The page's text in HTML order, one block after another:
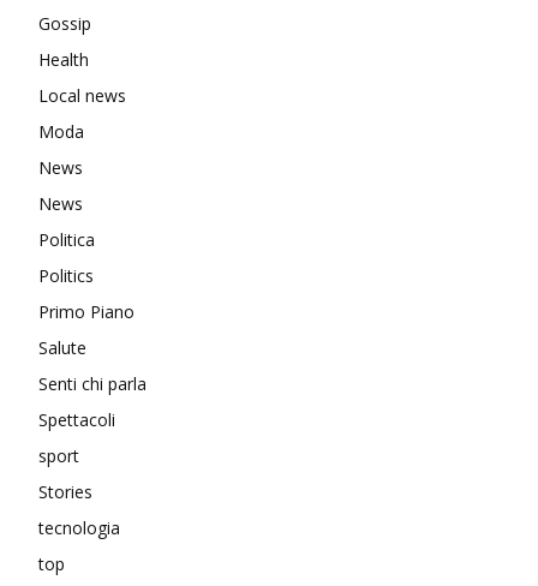
Gossip
Health
Local news
Moda
News
News
Politica
Politics
Primo Piano
Salute
Senti chi parla
Spettacoli
sport
Stories
tecnologia
top